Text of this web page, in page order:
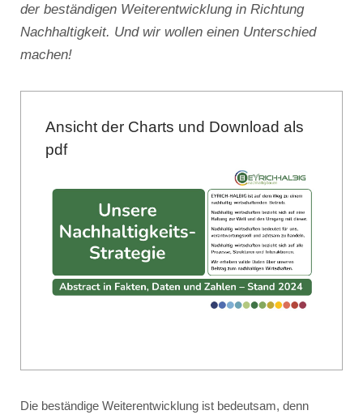
der beständigen Weiterentwicklung in Richtung
Nachhaltigkeit. Und wir wollen einen Unterschied
machen!
Ansicht der Charts und Download als
pdf
Die beständige Weiterentwicklung ist bedeutsam, denn